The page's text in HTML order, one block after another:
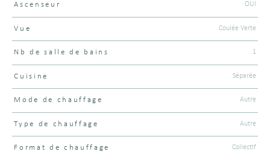
Ascenseur OUI
Vue Coulée Verte
Nb de salle de bains 1
Cuisine Séparée
Mode de chauffage Autre
Type de chauffage Autre
Format de chauffage Collectif